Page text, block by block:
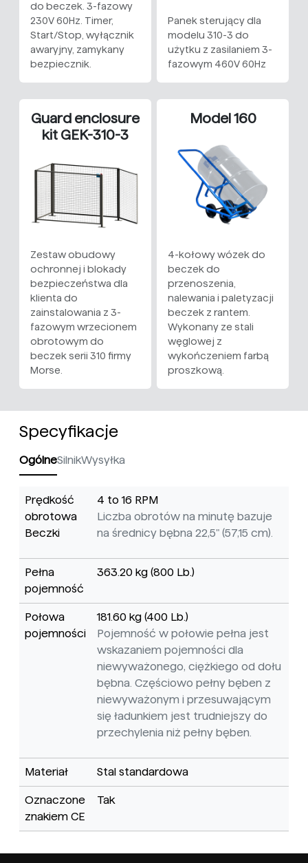
do beczek. 3-fazowy
230V 60Hz. Timer,
Start/Stop, wyłącznik
awaryjny, zamykany
bezpiecznik.
Panek sterujący dla
modelu 310-3 do
użytku z zasilaniem 3-
fazowym 460V 60Hz
Guard enclosure
kit GEK-310-3
Zestaw obudowy
ochronnej i blokady
bezpieczeństwa dla
klienta do
zainstalowania z 3-
fazowym wrzecionem
obrotowym do
beczek serii 310 firmy
Morse.
Model 160
4-kołowy wózek do
beczek do
przenoszenia,
nalewania i paletyzacji
beczek z rantem.
Wykonany ze stali
węglowej z
wykończeniem farbą
proszkową.
Specyfikacje
OgólneSilnikWysyłka
Prędkość
obrotowa
Beczki
4 to 16 RPM
Liczba obrotów na minutę bazuje
na średnicy bębna 22,5" (57,15 cm).
Pełna
pojemność
363.20 kg (800 Lb.)
Połowa
pojemności
181.60 kg (400 Lb.)
Pojemność w połowie pełna jest
wskazaniem pojemności dla
niewyważonego, ciężkiego od dołu
bębna. Częściowo pełny bęben z
niewyważonym i przesuwającym
się ładunkiem jest trudniejszy do
przechylenia niż pełny bęben.
Materiał Stal standardowa
Oznaczone
znakiem CE
Tak